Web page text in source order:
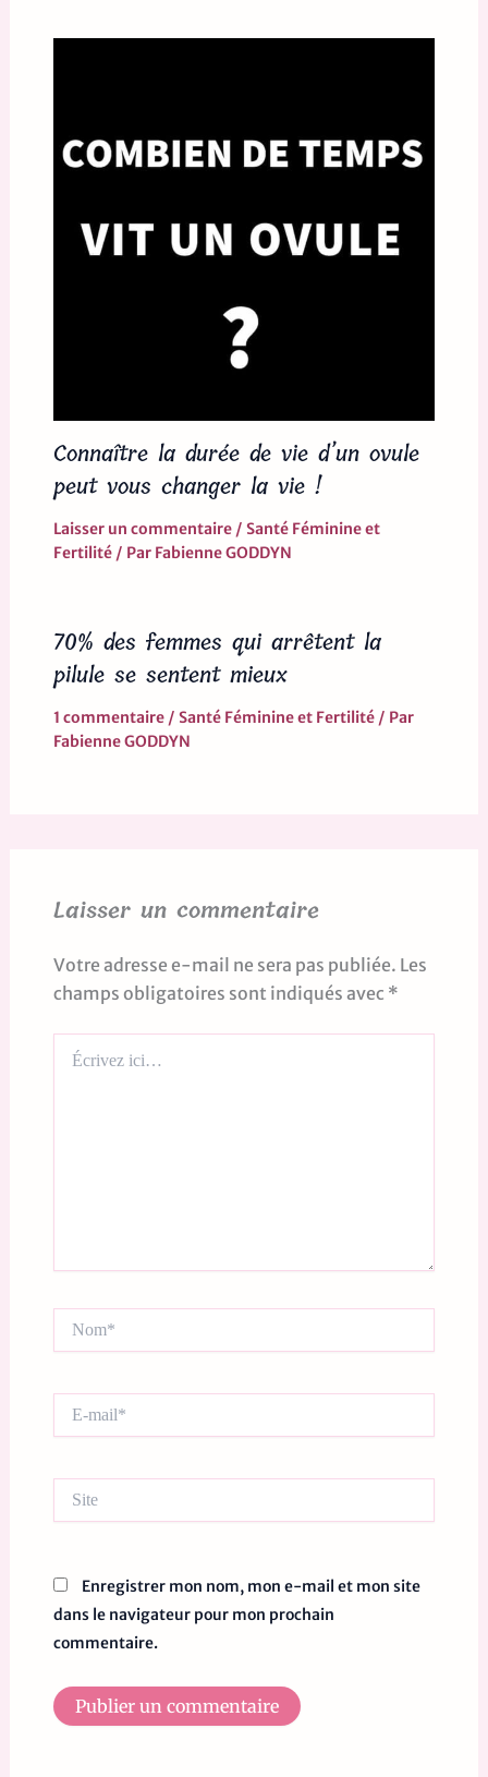
Connaître la durée de vie d’un ovule
peut vous changer la vie !
Laisser un commentaire / Santé Féminine et
Fertilité/ Par Fabienne GODDYN
70% des femmes qui arrêtent la
pilule se sentent mieux
1 commentaire / Santé Féminine et Fertilité/ Par
Fabienne GODDYN
Laisser un commentaire
Votre adresse e-mail ne sera pas publiée. Les
champs obligatoires sont indiqués avec *
ici…
mail*
Enregistrer mon nom, mon e-mail et mon site
dans le navigateur pour mon prochain
commentaire.